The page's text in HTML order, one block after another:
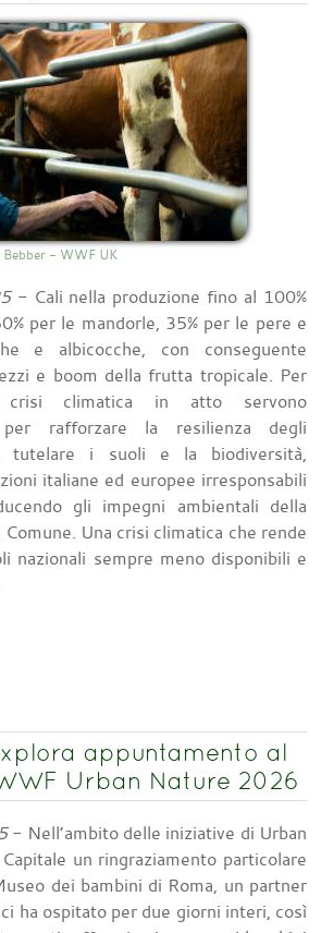
- WWF UK
- Cali nella produzione fino al 100%
per le mandorle, 35% per le pere e
e albicocche, con conseguente
e boom della frutta tropicale. Per
climatica in atto servono
per rafforzare la resilienza degli
tutelare i suoli e la biodiversità,
italiane ed europee irresponsabili
gli impegni ambientali della
Una crisi climatica che rende
nazionali sempre meno disponibili e
appuntamento al
Urban Nature 2026
- Nell’ambito delle iniziative di Urban
un ringraziamento particolare
dei bambini di Roma, un partner
ha ospitato per due giorni interi, così